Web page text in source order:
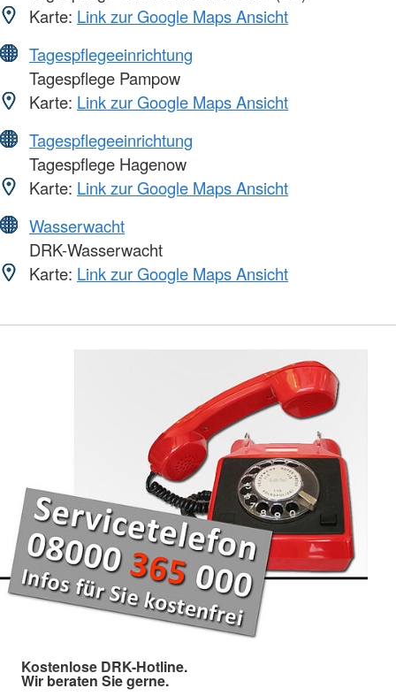
Karte: Link zur Google Maps Ansicht
Tagespflegeeinrichtung
Tagespflege Pampow
Karte: Link zur Google Maps Ansicht
Tagespflegeeinrichtung
Tagespflege Hagenow
Karte: Link zur Google Maps Ansicht
Wasserwacht
DRK-Wasserwacht
Karte: Link zur Google Maps Ansicht
Kostenlose DRK-Hotline.
Wir beraten Sie gerne.